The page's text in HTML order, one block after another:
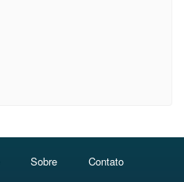
Sobre Contato